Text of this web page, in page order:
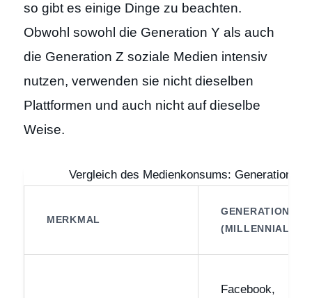
so gibt es einige Dinge zu beachten.
Obwohl sowohl die Generation Y als auch
die Generation Z soziale Medien intensiv
nutzen, verwenden sie nicht dieselben
Plattformen und auch nicht auf dieselbe
Weise.
Vergleich des Medienkonsums: Generation Y
MERKMAL
GENERATION Y
(MILLENNIALS)
Facebook,